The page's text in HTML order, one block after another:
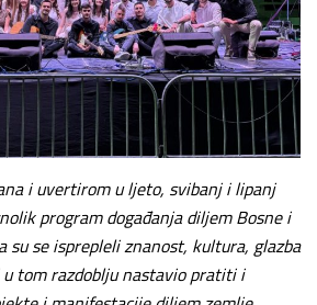
i uvertirom u ljeto, svibanj i lipanj
program događanja diljem Bosne i
su se isprepleli znanost, kultura, glazba
tom razdoblju nastavio pratiti i